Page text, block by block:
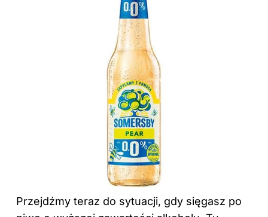
Przejdźmy teraz do sytuacji, gdy sięgasz po